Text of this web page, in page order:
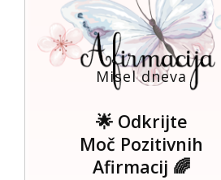
Misel dneva
🌟 Odkrijte
Moč Pozitivnih
Afirmacij 🌈